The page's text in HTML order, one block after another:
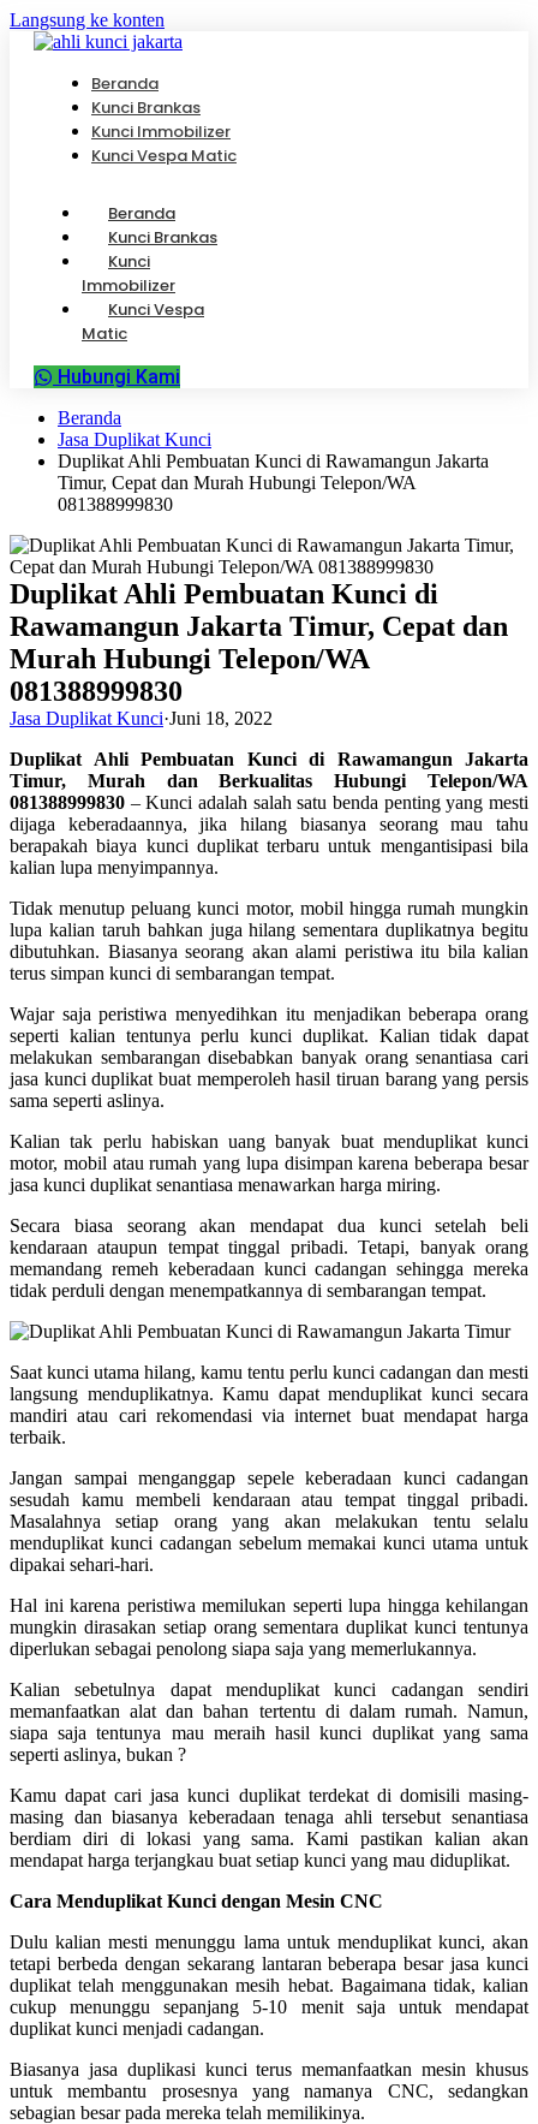
Langsung ke konten
Beranda
Kunci Brankas
Kunci Immobilizer
Kunci Vespa Matic
Beranda
Kunci Brankas
Kunci
Immobilizer
Kunci Vespa
Matic
Hubungi Kami
Beranda
Jasa Duplikat Kunci
Duplikat Ahli Pembuatan Kunci di Rawamangun Jakarta
Timur, Cepat dan Murah Hubungi Telepon/WA
081388999830
Duplikat Ahli Pembuatan Kunci di
Rawamangun Jakarta Timur, Cepat dan
Murah Hubungi Telepon/WA
081388999830
Jasa Duplikat Kunci·Juni 18, 2022
Duplikat Ahli Pembuatan Kunci di Rawamangun Jakarta
Timur, Murah dan Berkualitas Hubungi Telepon/WA
081388999830 – Kunci adalah salah satu benda penting yang mesti
dijaga keberadaannya, jika hilang biasanya seorang mau tahu
berapakah biaya kunci duplikat terbaru untuk mengantisipasi bila
kalian lupa menyimpannya.
Tidak menutup peluang kunci motor, mobil hingga rumah mungkin
lupa kalian taruh bahkan juga hilang sementara duplikatnya begitu
dibutuhkan. Biasanya seorang akan alami peristiwa itu bila kalian
terus simpan kunci di sembarangan tempat.
Wajar saja peristiwa menyedihkan itu menjadikan beberapa orang
seperti kalian tentunya perlu kunci duplikat. Kalian tidak dapat
melakukan sembarangan disebabkan banyak orang senantiasa cari
jasa kunci duplikat buat memperoleh hasil tiruan barang yang persis
sama seperti aslinya.
Kalian tak perlu habiskan uang banyak buat menduplikat kunci
motor, mobil atau rumah yang lupa disimpan karena beberapa besar
jasa kunci duplikat senantiasa menawarkan harga miring.
Secara biasa seorang akan mendapat dua kunci setelah beli
kendaraan ataupun tempat tinggal pribadi. Tetapi, banyak orang
memandang remeh keberadaan kunci cadangan sehingga mereka
tidak perduli dengan menempatkannya di sembarangan tempat.
Saat kunci utama hilang, kamu tentu perlu kunci cadangan dan mesti
langsung menduplikatnya. Kamu dapat menduplikat kunci secara
mandiri atau cari rekomendasi via internet buat mendapat harga
terbaik.
Jangan sampai menganggap sepele keberadaan kunci cadangan
sesudah kamu membeli kendaraan atau tempat tinggal pribadi.
Masalahnya setiap orang yang akan melakukan tentu selalu
menduplikat kunci cadangan sebelum memakai kunci utama untuk
dipakai sehari-hari.
Hal ini karena peristiwa memilukan seperti lupa hingga kehilangan
mungkin dirasakan setiap orang sementara duplikat kunci tentunya
diperlukan sebagai penolong siapa saja yang memerlukannya.
Kalian sebetulnya dapat menduplikat kunci cadangan sendiri
memanfaatkan alat dan bahan tertentu di dalam rumah. Namun,
siapa saja tentunya mau meraih hasil kunci duplikat yang sama
seperti aslinya, bukan ?
Kamu dapat cari jasa kunci duplikat terdekat di domisili masing-
masing dan biasanya keberadaan tenaga ahli tersebut senantiasa
berdiam diri di lokasi yang sama. Kami pastikan kalian akan
mendapat harga terjangkau buat setiap kunci yang mau diduplikat.
Cara Menduplikat Kunci dengan Mesin CNC
Dulu kalian mesti menunggu lama untuk menduplikat kunci, akan
tetapi berbeda dengan sekarang lantaran beberapa besar jasa kunci
duplikat telah menggunakan mesih hebat. Bagaimana tidak, kalian
cukup menunggu sepanjang 5-10 menit saja untuk mendapat
duplikat kunci menjadi cadangan.
Biasanya jasa duplikasi kunci terus memanfaatkan mesin khusus
untuk membantu prosesnya yang namanya CNC, sedangkan
sebagian besar pada mereka telah memilikinya.